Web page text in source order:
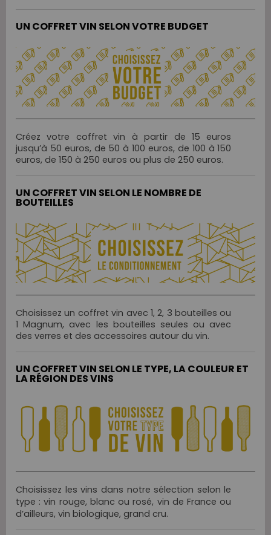
UN COFFRET VIN SELON VOTRE BUDGET
Créez votre coffret vin à partir de 15 euros
jusqu’à 50 euros, de 50 à 100 euros, de 100 à 150
euros, de 150 à 250 euros ou plus de 250 euros.
UN COFFRET VIN SELON LE NOMBRE DE
BOUTEILLES
Choisissez un coffret vin avec 1, 2, 3 bouteilles ou
1 Magnum, avec les bouteilles seules ou avec
des verres et des accessoires autour du vin.
UN COFFRET VIN SELON LE TYPE, LA COULEUR ET
LA RÉGION DES VINS
Choisissez les vins dans notre sélection selon le
type : vin rouge, blanc ou rosé, vin de France ou
d’ailleurs, vin biologique, grand cru.